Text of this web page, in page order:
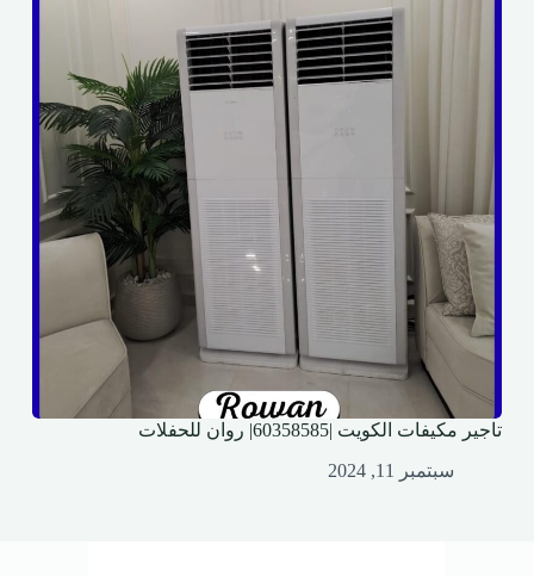
تاجير مكيفات الكويت |60358585| روان للحفلات
سبتمبر 11, 2024